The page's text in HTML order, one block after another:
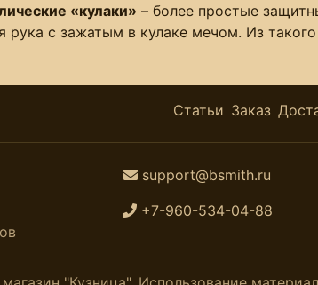
«кулаки» – более простые
с зажатым в кулаке мечом. Из
Статьи Заказ
support@bsmith.ru
+7-960-534-04-88